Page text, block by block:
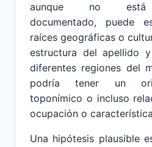
aunque no está
documentado, puede
raíces geográficas o
estructura del apellido
diferentes regiones del
podría tener un
toponímico o incluso
ocupación o
Una hipótesis plausible